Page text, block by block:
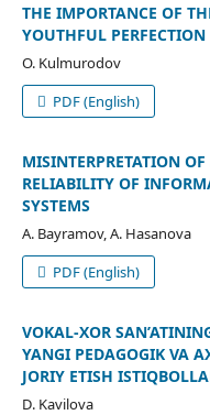
THE IMPORTANCE OF
YOUTHFUL PERFECTION
O. Kulmurodov
PDF (English)
MISINTERPRETATION
RELIABILITY OF
SYSTEMS
A. Bayramov, A. Hasanova
PDF (English)
VOKAL-XOR
YANGI PEDAGOGIK VA
JORIY ETISH
D. Kаvilovа